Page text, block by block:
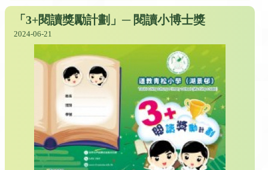
「3+閱讀獎勵計劃」─ 閱讀小博士獎
2024-06-21